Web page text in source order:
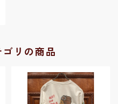
リの商品